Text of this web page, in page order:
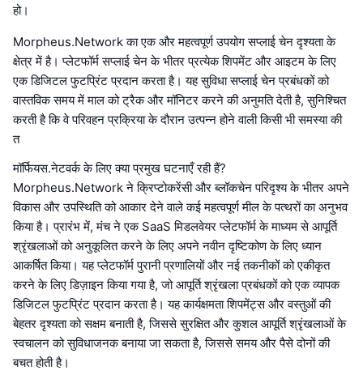
हो।
Morpheus.Network का एक और महत्वपूर्ण उपयोग सप्लाई चेन दृश्यता के
क्षेत्र में है। प्लेटफॉर्म सप्लाई चेन के भीतर प्रत्येक शिपमेंट और आइटम के लिए
एक डिजिटल फुटप्रिंट प्रदान करता है। यह सुविधा सप्लाई चेन प्रबंधकों को
वास्तविक समय में माल को ट्रैक और मॉनिटर करने की अनुमति देती है, सुनिश्चित
करती है कि वे परिवहन प्रक्रिया के दौरान उत्पन्न होने वाली किसी भी समस्या की
त
मॉर्फियस.नेटवर्क के लिए क्या प्रमुख घटनाएँ रही हैं?
Morpheus.Network ने क्रिप्टोकरेंसी और ब्लॉकचेन परिदृश्य के भीतर अपने
विकास और उपस्थिति को आकार देने वाले कई महत्वपूर्ण मील के पत्थरों का अनुभव
किया है। प्रारंभ में, मंच ने एक SaaS मिडलवेयर प्लेटफॉर्म के माध्यम से आपूर्ति
श्रृंखलाओं को अनुकूलित करने के लिए अपने नवीन दृष्टिकोण के लिए ध्यान
आकर्षित किया। यह प्लेटफॉर्म पुरानी प्रणालियों और नई तकनीकों को एकीकृत
करने के लिए डिज़ाइन किया गया है, जो आपूर्ति श्रृंखला प्रबंधकों को एक व्यापक
डिजिटल फुटप्रिंट प्रदान करता है। यह कार्यक्षमता शिपमेंट्स और वस्तुओं की
बेहतर दृश्यता को सक्षम बनाती है, जिससे सुरक्षित और कुशल आपूर्ति श्रृंखलाओं के
स्वचालन को सुविधाजनक बनाया जा सकता है, जिससे समय और पैसे दोनों की
बचत होती है।